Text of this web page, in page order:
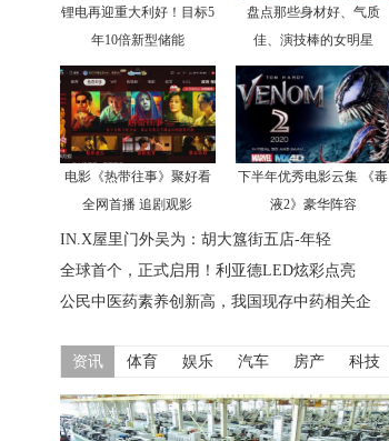
锂电再迎重大利好！目标5
年10倍新型储能
盘点那些身材好、气质
佳、演技棒的女明星
电影《热带往事》聚好看
全网首播 追剧观影
下半年优秀电影云集 《毒
液2》豪华阵容
IN.X屋里门外吴为：胡大簋街五店-年轻
全球首个，正式启用！利亚德LED炫彩点亮
公民中医药素养创新高，我国现存中药相关企
资讯 体育 娱乐 汽车 房产 科技